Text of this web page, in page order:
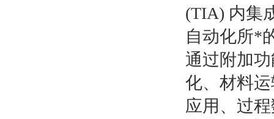
(TIA) 内集
自动化所*
通过附加
化、材料
应用、过